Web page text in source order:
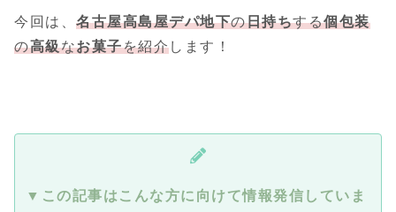
今回は、 名古屋高島屋デパ地下の日持ちする個包装
の高級なお菓子を紹介します！
▼この記事はこんな方に向けて情報発信していま